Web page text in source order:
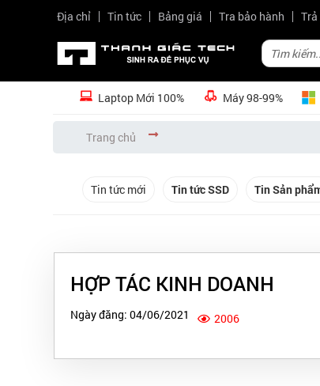
Địa chỉ Tin tức Bảng giá Tra bảo hành
Laptop Mới 100% Máy 98-99%
Trang chủ
Tin tức mới Tin tức SSD Tin Sản
HỢP TÁC KINH DOANH
Ngày đăng: 04/06/2021 2006